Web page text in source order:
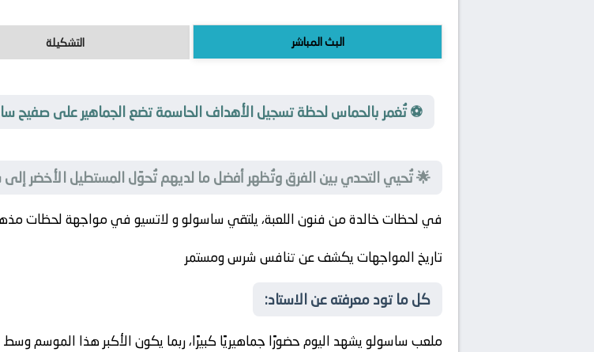
البث المباشر التشكيلة
⚽ تُغمر بالحماس لحظة تسجيل الأهداف الحاسمة تضع الجماهير على صفيح
🌟 تُحيي التحدي بين الفرق وتُظهر أفضل ما لديهم تُحوّل المستطيل الأخضر
في لحظات خالدة من فنون اللعبة، يلتقيساسولوولاتسيوفي مواجهة لحظات
تاريخ المواجهات يكشف عن تنافس شرس ومستمر
كل ما تود معرفته عن الاستاد:
ملعب ساسولو يشهد اليوم حضورًا جماهيريًا كبيرًا، ربما يكون الأكبر هذا الموسم